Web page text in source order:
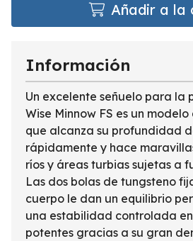
Añadir a la
Información
Un excelente señuelo para la
Wise Minnow FS es un
que alcanza su profundidad
rápidamente y hace
ríos y áreas turbias sujetas a
Las dos bolas de tungsteno
cuerpo le dan un equilibrio
una estabilidad controlada
potentes gracias a su gran